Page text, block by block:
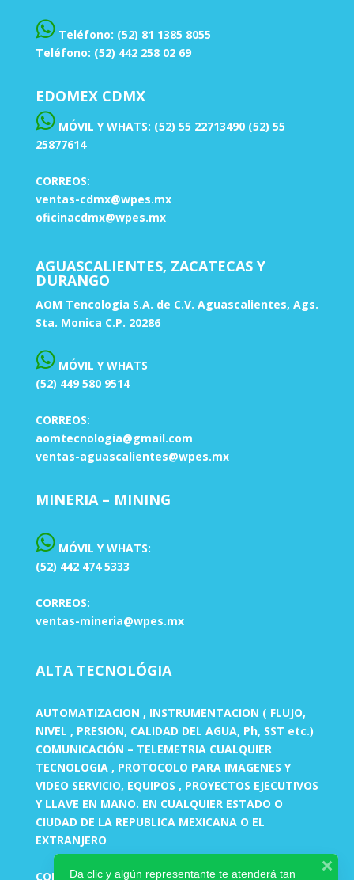
Teléfono: (52) 81 1385 8055
Teléfono: (52) 442 258 02 69
EDOMEX CDMX
MÓVIL Y WHATS: (52) 55 22713490 (52) 55
25877614
CORREOS:
ventas-cdmx@wpes.mx
oficinacdmx@wpes.mx
AGUASCALIENTES, ZACATECAS Y
DURANGO
AOM Tencologia S.A. de C.V. Aguascalientes, Ags.
Sta. Monica C.P. 20286
MÓVIL Y WHATS
(52) 449 580 9514
CORREOS:
aomtecnologia@gmail.com
ventas-aguascalientes@wpes.mx
MINERIA – MINING
MÓVIL Y WHATS:
(52) 442 474 5333
CORREOS:
ventas-mineria@wpes.mx
ALTA TECNOLÓGIA
AUTOMATIZACION , INSTRUMENTACION ( FLUJO,
NIVEL , PRESION, CALIDAD DEL AGUA, Ph, SST etc.)
COMUNICACIÓN – TELEMETRIA CUALQUIER
TECNOLOGIA , PROTOCOLO PARA IMAGENES Y
VIDEO SERVICIO, EQUIPOS , PROYECTOS EJECUTIVOS
Y LLAVE EN MANO. EN CUALQUIER ESTADO O
CIUDAD DE LA REPUBLICA MEXICANA O EL
EXTRANJERO
CORREOS:Da clic y algún representante te atenderá tan